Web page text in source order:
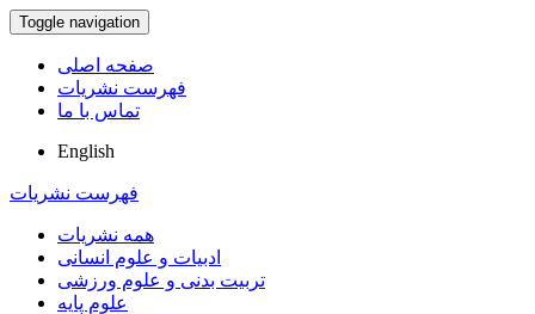
Toggle navigation
صفحه اصلی
فهرست نشریات
تماس با ما
English
فهرست نشریات
همه نشریات
ادبیات و علوم انسانی
تربیت بدنی و علوم ورزشی
علوم پایه